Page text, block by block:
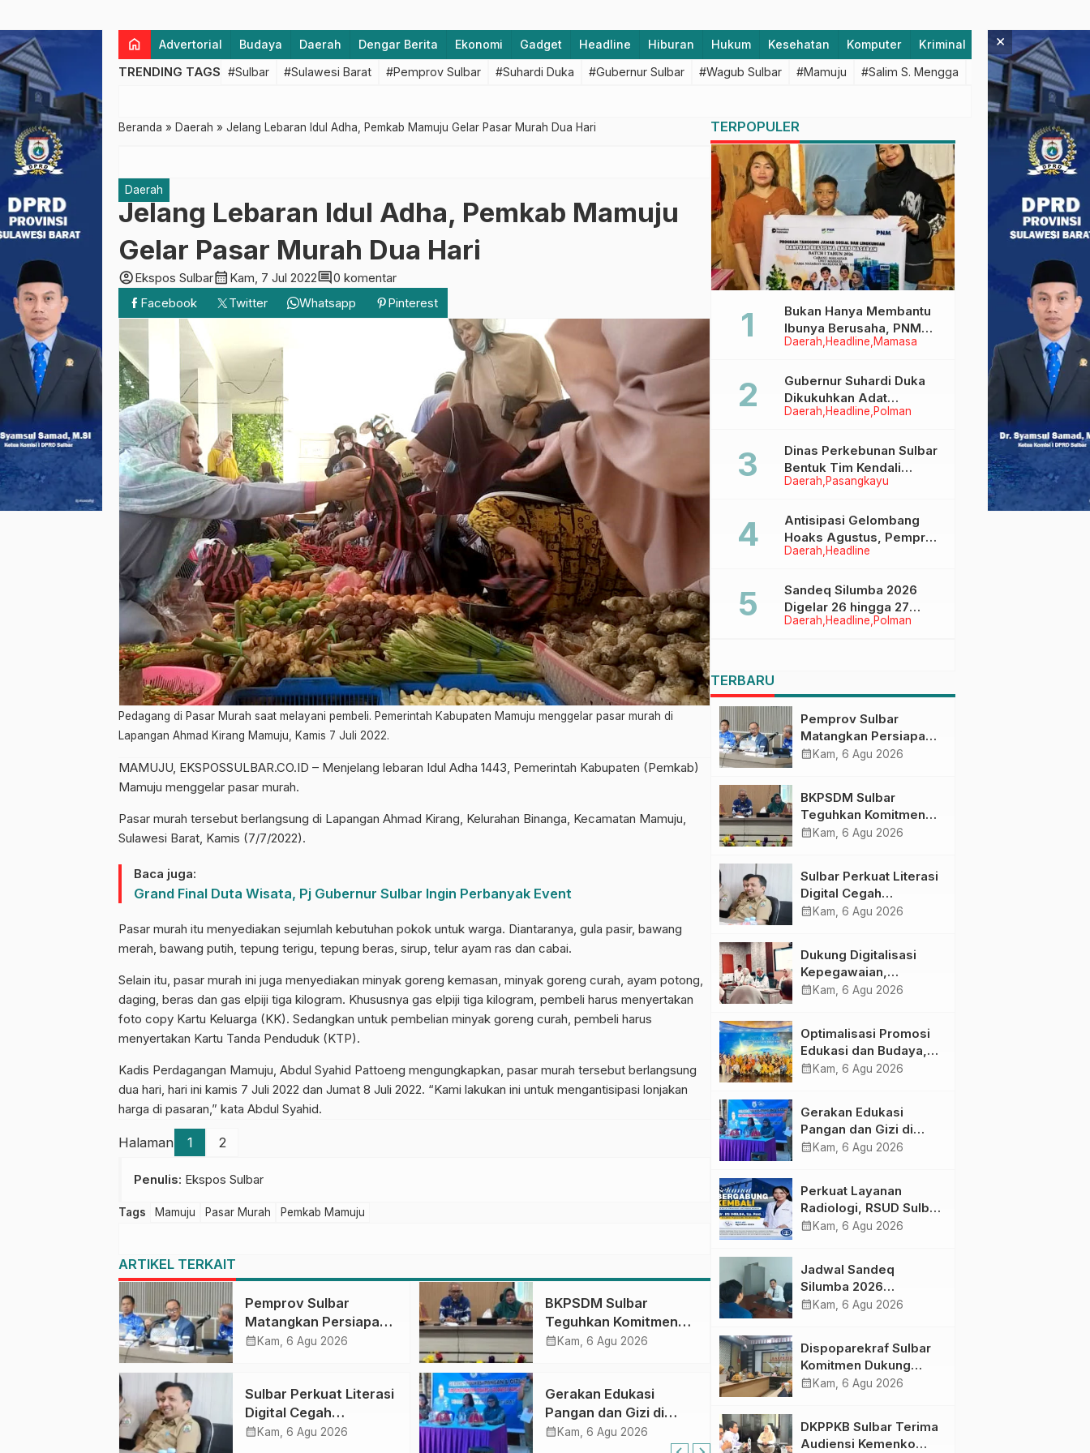
home Advertorial Budaya Daerah Dengar Berita Ekonomi Gadget Headline Hiburan Hukum Kesehatan Komputer Kriminal Lifestyle
TRENDING TAGS #Sulbar #Sulawesi Barat #Pemprov Sulbar #Suhardi Duka #Gubernur Sulbar #Wagub Sulbar #Mamuju #Salim S. Mengga #featured #Polda
Beranda » Daerah » Jelang Lebaran Idul Adha, Pemkab Mamuju Gelar Pasar Murah Dua Hari
Daerah
Jelang Lebaran Idul Adha, Pemkab Mamuju
Gelar Pasar Murah Dua Hari
account_circleEkspos Sulbarcalendar_month Kam, 7 Jul 2022comment0 komentar
Facebook
Twitter Whatsapp Pinterest
Pedagang di Pasar Murah saat melayani pembeli. Pemerintah Kabupaten Mamuju menggelar pasar murah di
Lapangan Ahmad Kirang Mamuju, Kamis 7 Juli 2022.
MAMUJU, EKSPOSSULBAR.CO.ID – Menjelang lebaran Idul Adha 1443, Pemerintah Kabupaten (Pemkab)
Mamuju menggelar pasar murah.
Pasar murah tersebut berlangsung di Lapangan Ahmad Kirang, Kelurahan Binanga, Kecamatan Mamuju,
Sulawesi Barat, Kamis (7/7/2022).
Baca juga:
Grand Final Duta Wisata, Pj Gubernur Sulbar Ingin Perbanyak Event
Pasar murah itu menyediakan sejumlah kebutuhan pokok untuk warga. Diantaranya, gula pasir, bawang
merah, bawang putih, tepung terigu, tepung beras, sirup, telur ayam ras dan cabai.
Selain itu, pasar murah ini juga menyediakan minyak goreng kemasan, minyak goreng curah, ayam potong,
daging, beras dan gas elpiji tiga kilogram. Khususnya gas elpiji tiga kilogram, pembeli harus menyertakan
foto copy Kartu Keluarga (KK). Sedangkan untuk pembelian minyak goreng curah, pembeli harus
menyertakan Kartu Tanda Penduduk (KTP).
Kadis Perdagangan Mamuju, Abdul Syahid Pattoeng mengungkapkan, pasar murah tersebut berlangsung
dua hari, hari ini kamis 7 Juli 2022 dan Jumat 8 Juli 2022. “Kami lakukan ini untuk mengantisipasi lonjakan
harga di pasaran,” kata Abdul Syahid.
Halaman 1 2
Penulis: Ekspos Sulbar
Tags Mamuju Pasar Murah Pemkab Mamuju
ARTIKEL TERKAIT
Pemprov Sulbar
Matangkan Persiapan
HUT Ke-81 RI, Puncak
calendar_month Kam, 6 Agu 2026
BKPSDM Sulbar
Teguhkan Komitmen
Pengembangan
Penandatanganan
Perjanjian Tugas
Belajar 2026
calendar_month Kam, 6 Agu 2026
Sulbar Perkuat Literasi
Digital Cegah
Kejahatan Love
calendar_month Kam, 6 Agu 2026
Gerakan Edukasi
Pangan dan Gizi di
Mamasa: Tingkatkan
calendar_month Kam, 6 Agu 2026
TERPOPULER
Daerah Headline Mamasa
Bukan Hanya Membantu
Ibunya Berusaha, PNM
Juga Menjaga Mimpi
Menggapai Cita-Cita
Daerah Headline Polman
Gubernur Suhardi Duka
Dikukuhkan Adat
Balanipa, Raih Gelar Sulo
Daerah Pasangkayu
Dinas Perkebunan Sulbar
Bentuk Tim Kendali
Internal ICS untuk Dukung
di Pasangkayu
Daerah Headline
Antisipasi Gelombang
Hoaks Agustus, Pemprov
Sulbar Ajak Warga Jaga
Daerah Headline Polman
Sandeq Silumba 2026
Digelar 26 hingga 27
September, Rangkaian
TERBARU
Pemprov Sulbar
Matangkan Persiapan
HUT Ke-81 RI, Puncak
calendar_month Kam, 6 Agu 2026
BKPSDM Sulbar
Teguhkan Komitmen
Pengembangan
Penandatanganan
Perjanjian Tugas
Belajar 2026
calendar_month Kam, 6 Agu 2026
Sulbar Perkuat Literasi
Digital Cegah
Kejahatan Love
calendar_month Kam, 6 Agu 2026
Dukung Digitalisasi
Kepegawaian,
DPMPTSP Sulbar Siap
calendar_month Kam, 6 Agu 2026
Optimalisasi Promosi
Edukasi dan Budaya,
Anjungan Provinsi
Bersama Sky World
TMII
calendar_month Kam, 6 Agu 2026
Gerakan Edukasi
Pangan dan Gizi di
Mamasa: Tingkatkan
dalam Pemenuhan Gizi
calendar_month Kam, 6 Agu 2026
Perkuat Layanan
Radiologi, RSUD Sulbar
Sambut Kembali dr. Iis
calendar_month Kam, 6 Agu 2026
Jadwal Sandeq
Silumba 2026
Disesuaikan,
Tetap Dimatangkan
calendar_month Kam, 6 Agu 2026
Dispoparekraf Sulbar
Komitmen Dukung
Penyusunan RAD
calendar_month Kam, 6 Agu 2026
DKPPKB Sulbar Terima
Audiensi Kemenko
×